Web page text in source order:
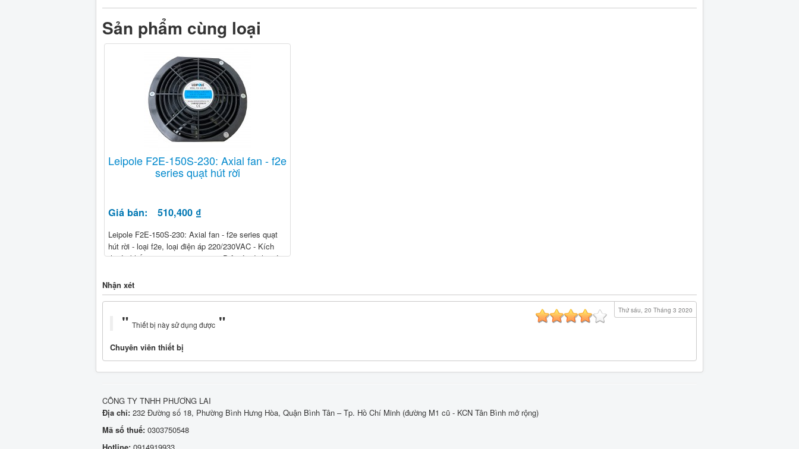
Sản phẩm cùng loại
Leipole F2E-150S-230: Axial fan - f2e
series quạt hút rời
Giá bán: 510,400 ₫
Leipole F2E-150S-230: Axial fan - f2e series quạt
hút rời - loại f2e, loại điện áp 220/230VAC - Kích
thước khối : 150 x 172 x 51mm - Điện áp định mức
Công suất : 25W-50HZ
Nhận xét
Thứ sáu, 20 Tháng 3 2020
Thiết bị này sử dụng được
Chuyên viên thiết bị
CÔNG TY TNHH PHƯƠNG LAI
Địa chỉ: 232 Đường số 18, Phường Bình Hưng Hòa, Quận Bình Tân – Tp. Hồ Chí Minh (đường M1 cũ - KCN Tân Bình mở rộng)
Mã số thuế: 0303750548